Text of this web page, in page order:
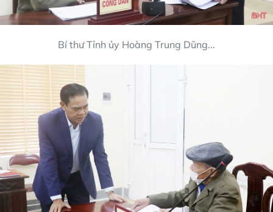
Bí thư Tỉnh ủy Hoàng Trung Dũng...